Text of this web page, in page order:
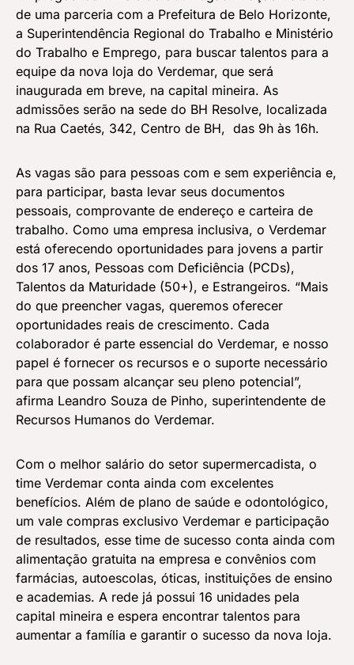
de uma parceria com a Prefeitura de Belo Horizonte,
a Superintendência Regional do Trabalho e Ministério
do Trabalho e Emprego, para buscar talentos para a
equipe da nova loja do Verdemar, que será
inaugurada em breve, na capital mineira. As
admissões serão na sede do BH Resolve, localizada
na Rua Caetés, 342, Centro de BH, das 9h às 16h.
As vagas são para pessoas com e sem experiência e,
para participar, basta levar seus documentos
pessoais, comprovante de endereço e carteira de
trabalho. Como uma empresa inclusiva, o Verdemar
está oferecendo oportunidades para jovens a partir
dos 17 anos, Pessoas com Deficiência (PCDs),
Talentos da Maturidade (50+), e Estrangeiros. “Mais
do que preencher vagas, queremos oferecer
oportunidades reais de crescimento. Cada
colaborador é parte essencial do Verdemar, e nosso
papel é fornecer os recursos e o suporte necessário
para que possam alcançar seu pleno potencial”,
afirma Leandro Souza de Pinho, superintendente de
Recursos Humanos do Verdemar.
Com o melhor salário do setor supermercadista, o
time Verdemar conta ainda com excelentes
benefícios. Além de plano de saúde e odontológico,
um vale compras exclusivo Verdemar e participação
de resultados, esse time de sucesso conta ainda com
alimentação gratuita na empresa e convênios com
farmácias, autoescolas, óticas, instituições de ensino
e academias. A rede já possui 16 unidades pela
capital mineira e espera encontrar talentos para
aumentar a família e garantir o sucesso da nova loja.